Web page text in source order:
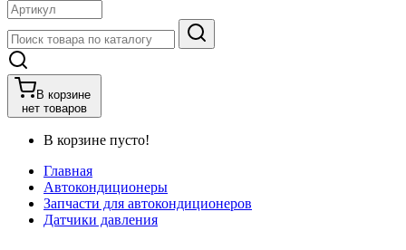
В корзине
нет товаров
В корзине пусто!
Главная
Автокондиционеры
Запчасти для автокондиционеров
Датчики давления